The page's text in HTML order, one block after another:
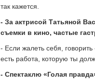
так кажется.
- За актрисой Татьяной
съемки в кино, частые
- Если жалеть себя,
есть работа, которую ты
- Спектаклю «Голая